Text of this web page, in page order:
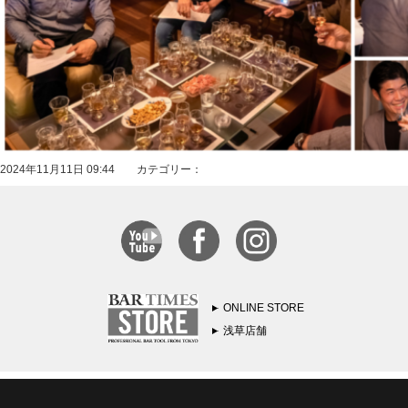
2024年11月11日 09:44 カテゴリー：
ONLINE STORE
浅草店舗